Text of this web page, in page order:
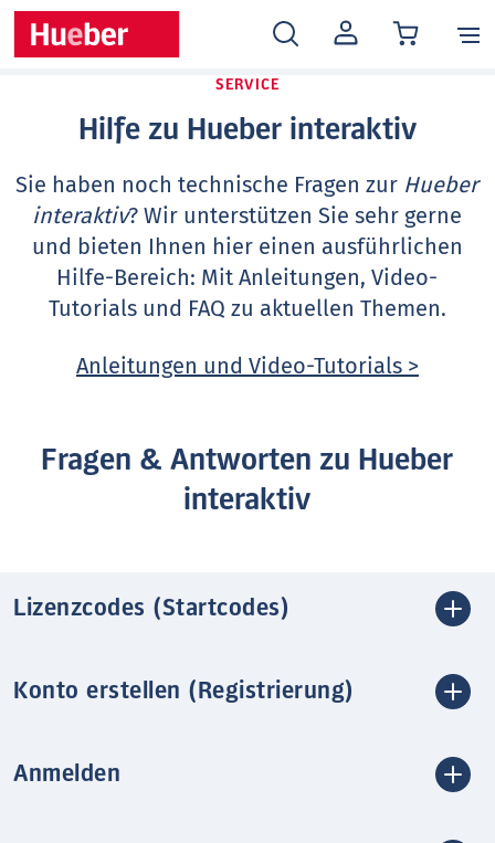
MEIN
KONTO
SERVICE
Hilfe zu Hueber interaktiv
Sie haben noch technische Fragen zur Hueber
interaktiv? Wir unterstützen Sie sehr gerne
und bieten Ihnen hier einen ausführlichen
Hilfe-Bereich: Mit Anleitungen, Video-
Tutorials und FAQ zu aktuellen Themen.
Anleitungen und Video-Tutorials >
Fragen & Antworten zu Hueber
interaktiv
Lizenzcodes (Startcodes)
Konto erstellen (Registrierung)
Anmelden